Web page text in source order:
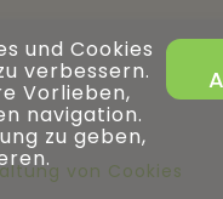
von Cookies
und Cookies
verbessern.
Vorlieben,
navigation.
zu geben,